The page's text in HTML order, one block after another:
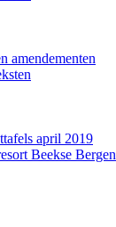
amendementen
april 2019
Beekse Bergen